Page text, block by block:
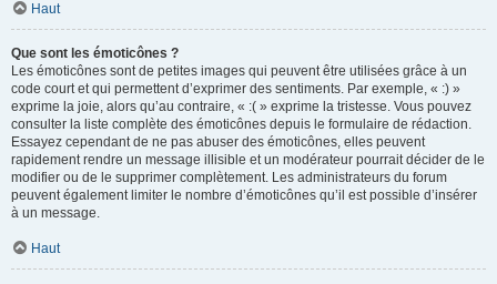
Haut
Que sont les émoticônes ?
Les émoticônes sont de petites images qui peuvent être utilisées grâce à un
code court et qui permettent d’exprimer des sentiments. Par exemple, « :) »
exprime la joie, alors qu’au contraire, « :( » exprime la tristesse. Vous pouvez
consulter la liste complète des émoticônes depuis le formulaire de rédaction.
Essayez cependant de ne pas abuser des émoticônes, elles peuvent
rapidement rendre un message illisible et un modérateur pourrait décider de le
modifier ou de le supprimer complètement. Les administrateurs du forum
peuvent également limiter le nombre d’émoticônes qu’il est possible d’insérer
à un message.
Haut